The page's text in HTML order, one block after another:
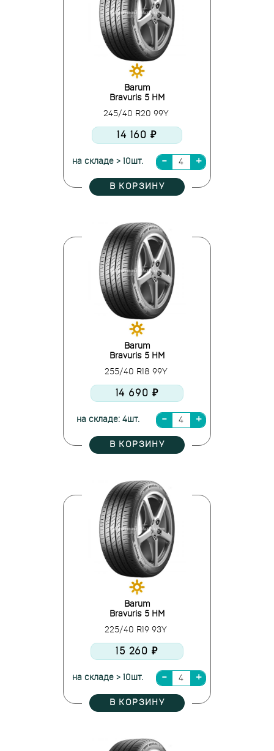
Barum
Bravuris 5 HM
245/40 R20 99Y
14 160 ₽
на складе > 10шт.
В КОРЗИНУ
Barum
Bravuris 5 HM
255/40 R18 99Y
14 690 ₽
на складе: 4шт.
В КОРЗИНУ
Barum
Bravuris 5 HM
225/40 R19 93Y
15 260 ₽
на складе > 10шт.
В КОРЗИНУ